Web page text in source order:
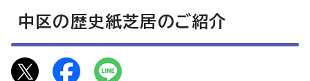
中区の歴史紙芝居のご紹介